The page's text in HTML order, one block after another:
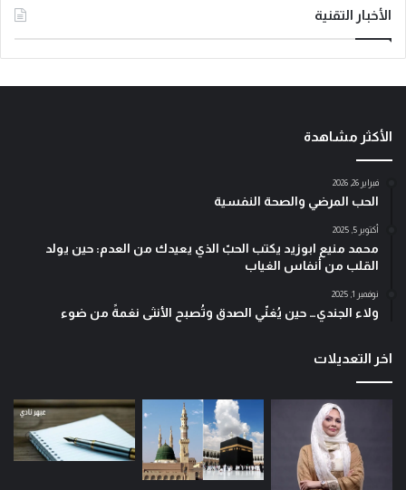
الأخبار التقنية
الأكثر مشاهدة
فبراير 26, 2026
الحب المرضي والصحة النفسية
أكتوبر 5, 2025
محمد منيع ابوزيد يكتب الحبّ الذي يعيدك من العدم: حين يولد
القلب من أنفاس الغياب
نوفمبر 1, 2025
ولاء الجندي… حين يُغنّي الصدق وتُصبح الأنثى نغمةً من ضوء
اخر التعديلات